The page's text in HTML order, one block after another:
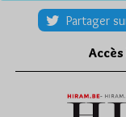
Partager
Accès